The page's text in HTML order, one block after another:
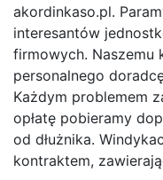
akordinkaso.pl.
interesantów
firmowych. Naszemu
personalnego
Każdym problemem
opłatę pobieramy
od dłużnika.
kontraktem,